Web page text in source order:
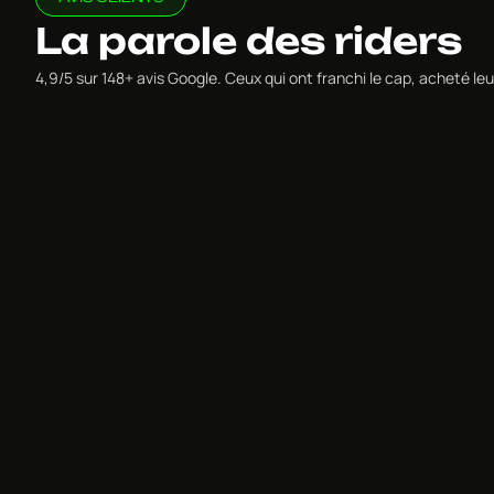
La parole des riders
4,9/5 sur 148+ avis Google. Ceux qui ont franchi le cap, acheté